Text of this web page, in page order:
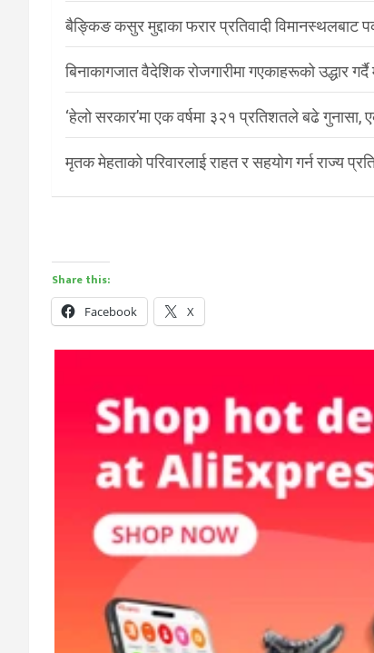
बैङ्किङ कसुर मुद्दाका फरार प्रतिवादी विमानस्थलबाट
बिनाकागजात वैदेशिक रोजगारीमा गएकाहरूको उद्धार
‘हेलो सरकार’मा एक वर्षमा ३२१ प्रतिशतले बढे गुनासा,
मृतक मेहताको परिवारलाई राहत र सहयोग गर्न राज्य
Share this:
Facebook X